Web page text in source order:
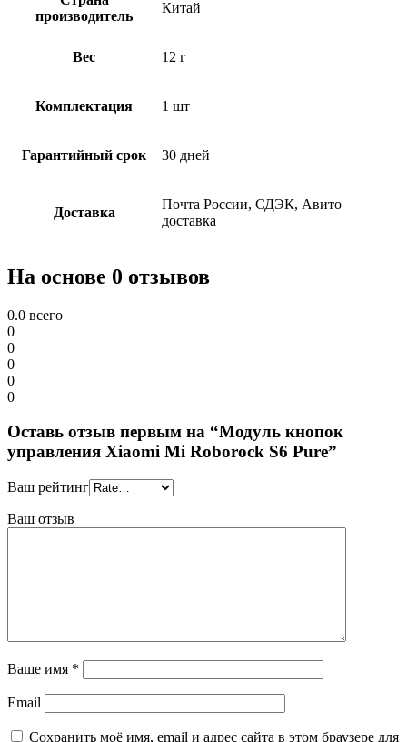
производитель
Китай
Вес 12 г
Комплектация 1 шт
Гарантийный срок 30 дней
Доставка
Почта России, СДЭК, Авито
доставка
На основе 0 отзывов
0.0 всего
0
0
0
0
0
Оставь отзыв первым на “Модуль кнопок
управления Xiaomi Mi Roborock S6 Pure”
Ваш рейтинг
Ваш отзыв
Ваше имя *
Email
Сохранить моё имя, email и адрес сайта в этом браузере для